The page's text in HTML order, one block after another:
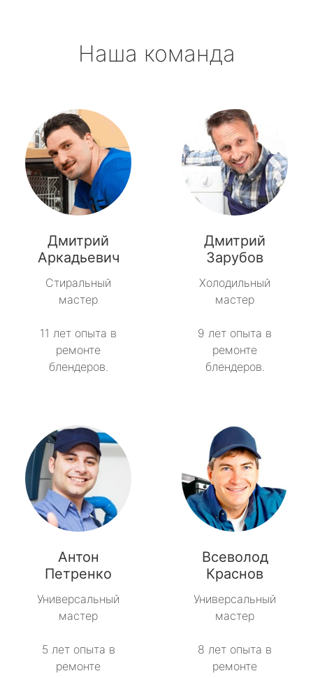
Наша команда
Дмитрий
Аркадьевич
Стиральный
мастер
11 лет опыта в
ремонте
блендеров.
Дмитрий
Зарубов
Холодильный
мастер
9 лет опыта в
ремонте
блендеров.
Антон
Петренко
Универсальный
мастер
5 лет опыта в
ремонте
Всеволод
Краснов
Универсальный
мастер
8 лет опыта в
ремонте